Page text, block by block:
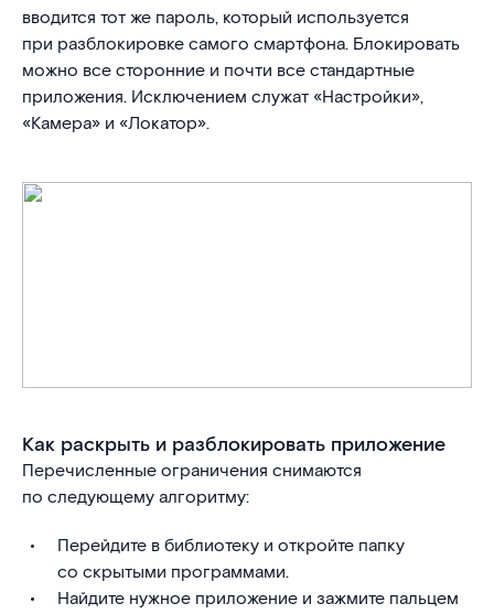
вводится тот же пароль, который используется
при разблокировке самого смартфона. Блокировать
можно все сторонние и почти все стандартные
приложения. Исключением служат «Настройки»,
«Камера» и «Локатор».
Как раскрыть и разблокировать приложение
Перечисленные ограничения снимаются
по следующему алгоритму:
Перейдите в библиотеку и откройте папку
со скрытыми программами.
Найдите нужное приложение и зажмите пальцем